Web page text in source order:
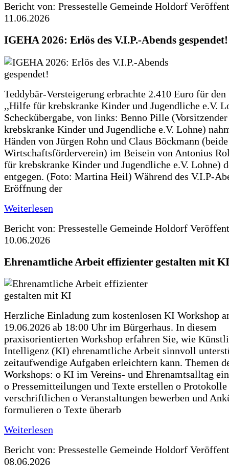
Bericht von: Pressestelle Gemeinde Holdorf
11.06.2026
IGEHA 2026: Erlös des V.I.P.-Abends gespendet!
Teddybär-Versteigerung erbrachte 2.410 Euro für den
,,Hilfe für krebskranke Kinder und Jugendliche e.V.
Scheckübergabe, von links: Benno Pille
krebskranke Kinder und Jugendliche e.V. Lohne)
Händen von Jürgen Rohn und Claus Böckmann
Wirtschaftsförderverein) im Beisein von Antonius
für krebskranke Kinder und Jugendliche e.V. Lohne)
entgegen. (Foto: Martina Heil) Während des V.I.P-
Eröffnung der
Weiterlesen
Bericht von: Pressestelle Gemeinde Holdorf
10.06.2026
Ehrenamtliche Arbeit effizienter gestalten mit KI
Herzliche Einladung zum kostenlosen KI Workshop
19.06.2026 ab 18:00 Uhr im Bürgerhaus. In diesem
praxisorientierten Workshop erfahren Sie, wie
Intelligenz (KI) ehrenamtliche Arbeit sinnvoll
zeitaufwendige Aufgaben erleichtern kann. Themen
Workshops: o KI im Vereins- und Ehrenamtsalltag
o Pressemitteilungen und Texte erstellen o
verschriftlichen o Veranstaltungen bewerben und
formulieren o Texte überarb
Weiterlesen
Bericht von: Pressestelle Gemeinde Holdorf
08.06.2026